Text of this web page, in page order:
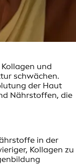
und
schwächen.
der Haut
Nährstoffen, die
in der
Kollagen zu